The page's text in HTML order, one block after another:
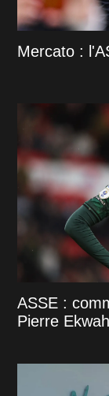
Mercato :
ASSE :
Pierre Ekwah